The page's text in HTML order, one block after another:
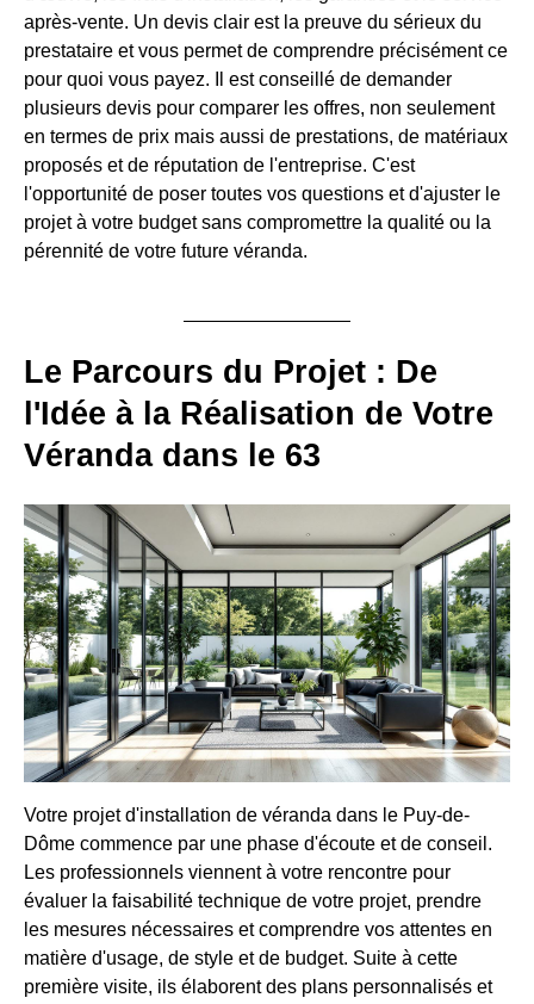
après-vente. Un devis clair est la preuve du sérieux du
prestataire et vous permet de comprendre précisément ce
pour quoi vous payez. Il est conseillé de demander
plusieurs devis pour comparer les offres, non seulement
en termes de prix mais aussi de prestations, de matériaux
proposés et de réputation de l'entreprise. C'est
l'opportunité de poser toutes vos questions et d'ajuster le
projet à votre budget sans compromettre la qualité ou la
pérennité de votre future véranda.
Le Parcours du Projet : De
l'Idée à la Réalisation de Votre
Véranda dans le 63
Votre projet d'installation de véranda dans le Puy-de-
Dôme commence par une phase d'écoute et de conseil.
Les professionnels viennent à votre rencontre pour
évaluer la faisabilité technique de votre projet, prendre
les mesures nécessaires et comprendre vos attentes en
matière d'usage, de style et de budget. Suite à cette
première visite, ils élaborent des plans personnalisés et